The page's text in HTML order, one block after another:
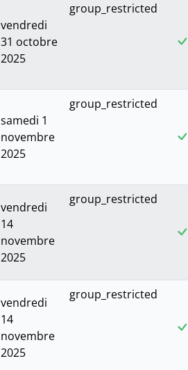
vendredi
31 octobre
2025
group_restricted
samedi 1
novembre
2025
group_restricted
vendredi
14
novembre
2025
group_restricted
vendredi
14
novembre
2025
group_restricted